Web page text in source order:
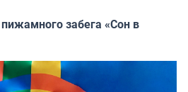
забега «Сон в